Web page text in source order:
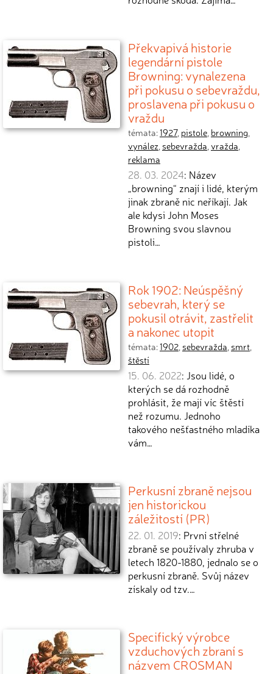
Překvapivá historie
legendární pistole
Browning: vynalezena
při pokusu o sebevraždu,
proslavena při pokusu o
vraždu
témata:1927, pistole, browning,
vynález, sebevražda,vražda,
reklama
28. 03. 2024: Název
„browning“ znají i lidé, kterým
jinak zbraně nic neříkají. Jak
ale kdysi John Moses
Browning svou slavnou
pistoli…
Rok 1902: Neúspěšný
sebevrah, který se
pokusil otrávit, zastřelit
a nakonec utopit
témata:1902, sebevražda, smrt,
štěstí
15. 06. 2022: Jsou lidé, o
kterých se dá rozhodně
prohlásit, že mají víc štěstí
než rozumu. Jednoho
takového nešťastného mladíka
vám…
Perkusní zbraně nejsou
jen historickou
záležitostí (PR)
22. 01. 2019: První střelné
zbraně se používaly zhruba v
letech 1820-1880, jednalo se o
perkusní zbraně. Svůj název
získaly od tzv.…
Specifický výrobce
vzduchových zbraní s
názvem CROSMAN